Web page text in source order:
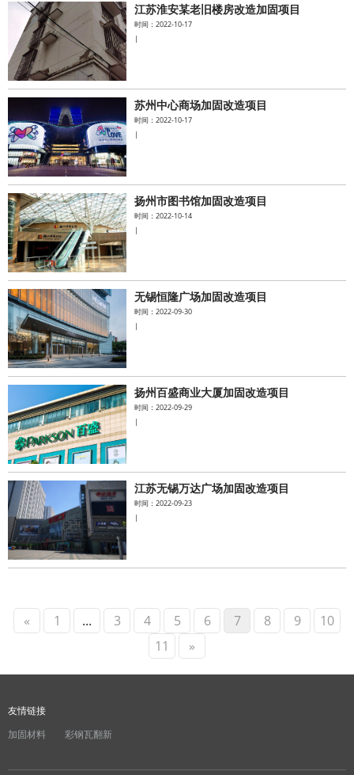
江苏淮安某老旧楼房改造加固项目
时间：2022-10-17
|
苏州中心商场加固改造项目
时间：2022-10-17
|
扬州市图书馆加固改造项目
时间：2022-10-14
|
无锡恒隆广场加固改造项目
时间：2022-09-30
|
扬州百盛商业大厦加固改造项目
时间：2022-09-29
|
江苏无锡万达广场加固改造项目
时间：2022-09-23
|
« 1 ... 3 4 5 6 7 8 9
10
11
»
友情链接
加固材料
彩钢瓦翻新